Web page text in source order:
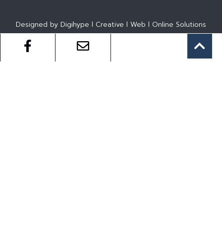
Designed by Digihype l Creative l Web l Online Solutions